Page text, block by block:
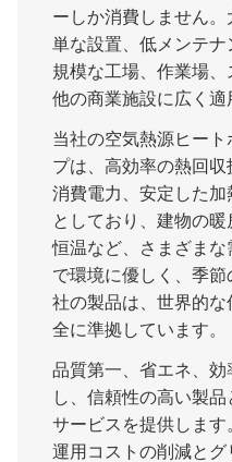
ーしか消費しません
単な設置、低メンテ
規模な工場、作業場
他の商業施設に広く適
当社の空気熱源ヒー
プは、高効率の熱回
消費電力、安定した
としており、建物の
恒温など、さまざま
で環境に優しく、季
社の製品は、世界的
全に準拠しています。
品質第一、省エネ、
し、信頼性の高い製
サービスを提供しま
運用コストの削減と